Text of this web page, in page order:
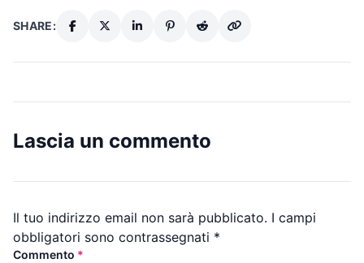
SHARE:
Lascia un commento
Il tuo indirizzo email non sarà pubblicato. I campi
obbligatori sono contrassegnati *
Commento *